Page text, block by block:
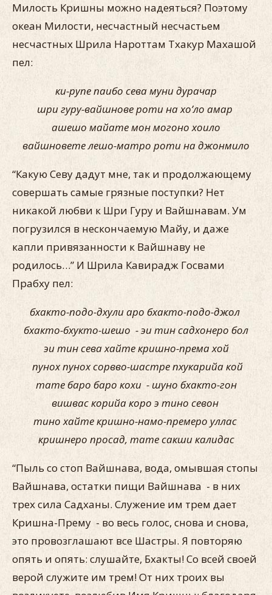
Милость Кришны можно надеяться? Поэтому
океан Милости, несчастный несчастьем
несчастных Шрила Нароттам Тхакур Махашой
пел:
ки-рупе паибо сева муни дурачар
шри гуру-вайшнове роти на хо’ло амар
ашешо майате мон могоно хоило
вайшновете лешо-матро роти на джонмило
“Какую Севу дадут мне, так и продолжающему
совершать самые грязные поступки? Нет
никакой любви к Шри Гуру и Вайшнавам. Ум
погрузился в нескончаемую Майу, и даже
капли привязанности к Вайшнаву не
родилось…” И Шрила Кавирадж Госвами
Прабху пел:
бхакто-подо-дхули аро бхакто-подо-джол
бхакто-бхукто-шешо - эи тин садхонеро бол
эи тин сева хайте кришно-према хой
пунох пунох сорвво-шастре пхукарийа кой
тате баро баро кохи - шуно бхакто-гон
вишвас корийа коро э тино севон
тино хайте кришно-намо-премеро уллас
кришнеро просад, тате сакши калидас
“Пыль со стоп Вайшнава, вода, омывшая стопы
Вайшнава, остатки пищи Вайшнава - в них
трех сила Садханы. Служение им трем дает
Кришна-Прему - во весь голос, снова и снова,
это провозглашают все Шастры. Я повторяю
опять и опять: слушайте, Бхакты! Со всей своей
верой служите им трем! От них троих вы